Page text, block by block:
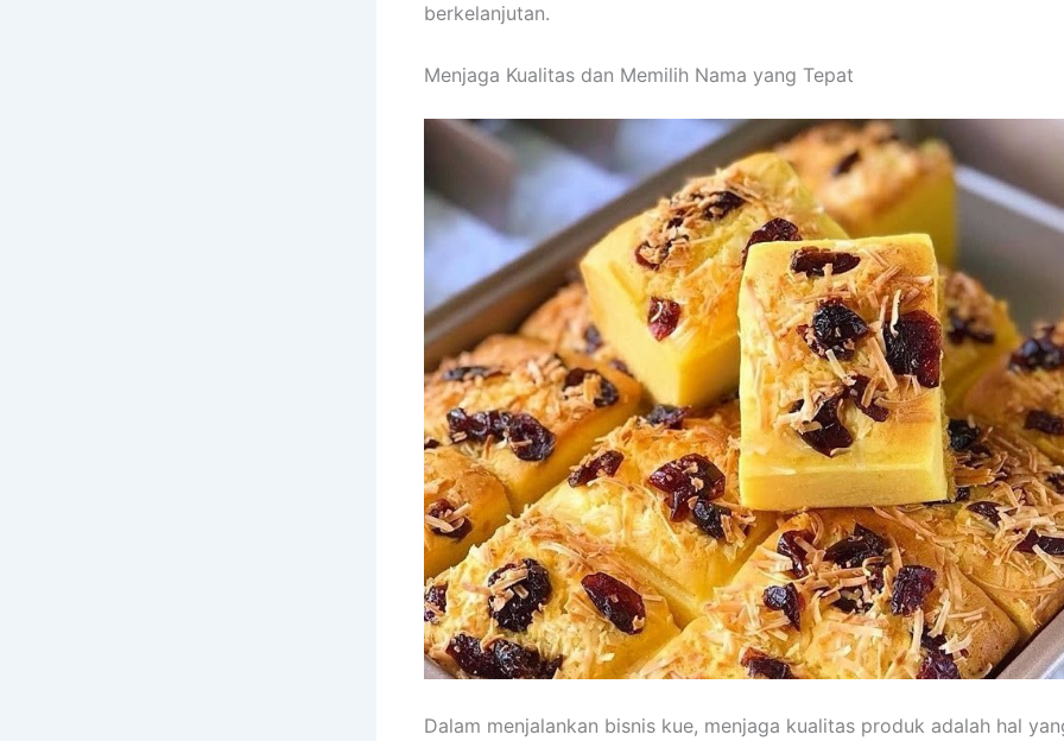
berkelanjutan.
Menjaga Kualitas dan Memilih Nama yang Tepat
Dalam menjalankan bisnis kue, menjaga kualitas produk adalah hal